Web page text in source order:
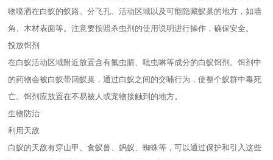
物喷洒在白蚁的蚁路、分飞孔、活动区域以及可能隐藏蚁巢的地方，如墙
角、木材表面等。注意要按照杀虫剂的使用说明进行操作，确保安全。
投放饵剂
在白蚁活动区域附近放置含有氟虫腈、吡虫啉等成分的白蚁饵剂。饵剂中
的药物会被白蚁带回蚁巢，通过白蚁之间的交哺行为，使整个蚁群中毒死
亡。饵剂应放置在不易被人或宠物接触到的地方。
生物防治
利用天敌
白蚁的天敌有穿山甲、食蚁兽、蚂蚁、蜘蛛等，可以通过保护和引入这些